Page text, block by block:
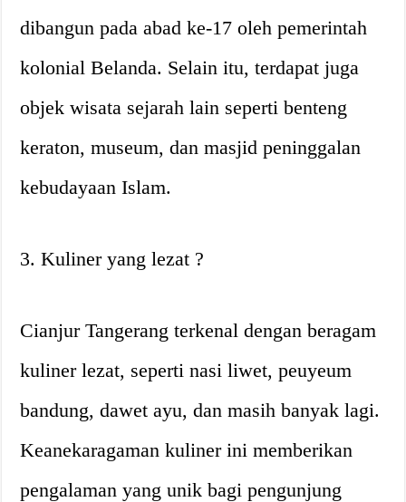
dibangun pada abad ke-17 oleh pemerintah
kolonial Belanda. Selain itu, terdapat juga
objek wisata sejarah lain seperti benteng
keraton, museum, dan masjid peninggalan
kebudayaan Islam.
3. Kuliner yang lezat ?
Cianjur Tangerang terkenal dengan beragam
kuliner lezat, seperti nasi liwet, peuyeum
bandung, dawet ayu, dan masih banyak lagi.
Keanekaragaman kuliner ini memberikan
pengalaman yang unik bagi pengunjung